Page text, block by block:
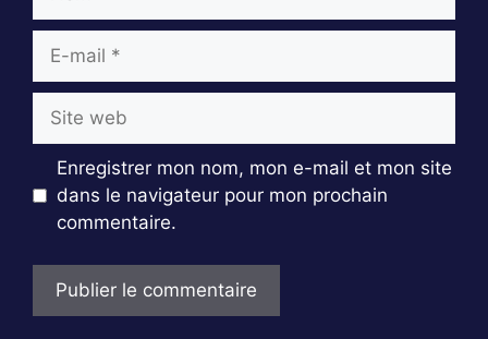
Site
web
Enregistrer mon nom, mon e-mail et mon site
dans le navigateur pour mon prochain
commentaire.